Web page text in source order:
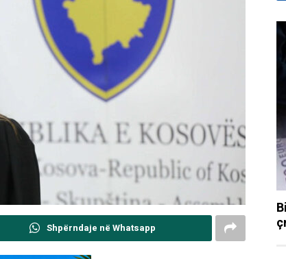
Shpërndaje në Whatsapp